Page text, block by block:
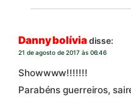
Danny bolíviadisse:
21 de agosto de 2017 às 06:46
Showwww!!!!!!!
Parabéns guerreiros,